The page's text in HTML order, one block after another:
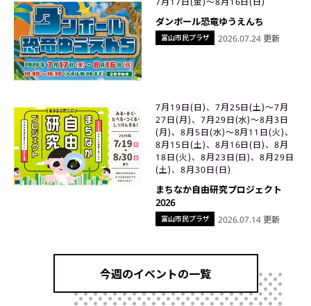
富山市民プラザ
ダンボール恐竜ゆうえんち
2026.07.24 更新
富山市民プラザ
7月19日(日)、7月25日(土)〜7月
27日(月)、7月29日(水)〜8月3日
(月)、8月5日(水)〜8月11日(火)、
8月15日(土)、8月16日(日)、8月
18日(火)、8月23日(日)、8月29日
(土)、8月30日(日)
まちなか自由研究プロジェクト
2026
2026.07.14 更新
今週のイベントの一覧